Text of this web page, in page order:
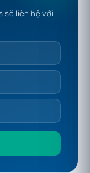
sẽ liên hệ với